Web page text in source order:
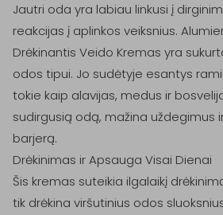
Jautri oda yra labiau linkusi į
reakcijas į aplinkos veiksnius.
Drėkinantis Veido Kremas yra
odos tipui. Jo sudėtyje esantys
tokie kaip alavijas, medus ir
sudirgusią odą, mažina uždegimus
barjerą.
Drėkinimas ir Apsauga Visai Dienai
Šis kremas suteikia ilgalaikį
tik drėkina viršutinius odos